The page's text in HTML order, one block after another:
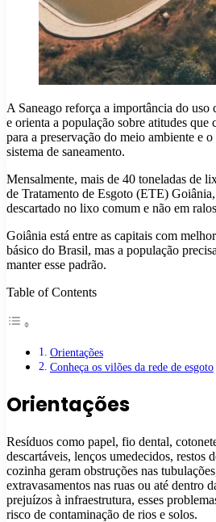
A Saneago reforça a importância do uso
e orienta a população sobre atitudes que
para a preservação do meio ambiente e
sistema de saneamento.
Mensalmente, mais de 40 toneladas de
de Tratamento de Esgoto (ETE)
descartado no lixo comum e não em
Goiânia está entre as capitais com
básico do Brasil, mas a população
manter esse padrão.
Table of Contents
Orientações
Conheça os vilões da rede de esgoto
Orientações
Resíduos como papel, fio dental,
descartáveis, lenços umedecidos, restos
cozinha geram obstruções nas
extravasamentos nas ruas ou até dentro
prejuízos à infraestrutura, esses
risco de contaminação de rios e solos.